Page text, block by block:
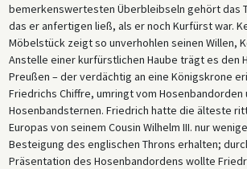
bemerkenswertesten Überbleibseln gehört das
das er anfertigen ließ, als er noch Kurfürst war.
Möbelstück zeigt so unverhohlen seinen Willen,
Anstelle einer kurfürstlichen Haube trägt es den
Preußen – der verdächtig an eine Königskrone
Friedrichs Chiffre, umringt vom
Hosenbandsternen. Friedrich hatte die älteste
Europas von seinem Cousin Wilhelm III. nur
Besteigung des englischen Throns erhalten;
Präsentation des Hosenbandordens wollte